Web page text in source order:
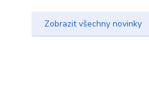
Zobrazit všechny novinky